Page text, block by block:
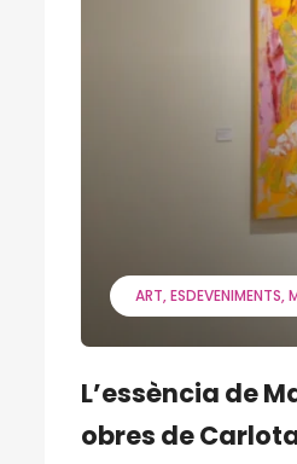
ART ESDEVENIMENTS
L’essència de
obres de